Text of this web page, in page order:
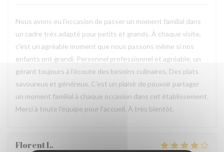
Nous avons eu l'occasion de passer un moment familial dans
un cadre très adapté pour petits et grands. À chaque visite,
c'est un agréable moment que nous passons même si nos
enfants ont grandi. Personnel professionnel et agréable, un
gérant toujours à l'écoute des besoins culinaires. Des plats
savoureux et généreux. C'est un plaisir de pouvoir partager
un moment familial à chaque occasion dans cet établissement.
Merci à toute l'équipe pour l'accueil. À très bientôt.
FlorentL